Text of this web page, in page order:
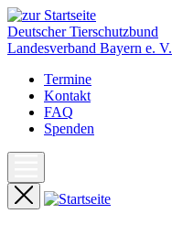
Deutscher Tierschutzbund
Landesverband Bayern e. V.
Termine
Kontakt
FAQ
Spenden